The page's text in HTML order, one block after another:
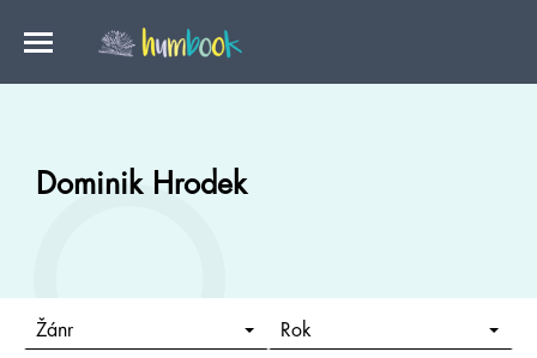
Dominik Hrodek
Žánr Rok